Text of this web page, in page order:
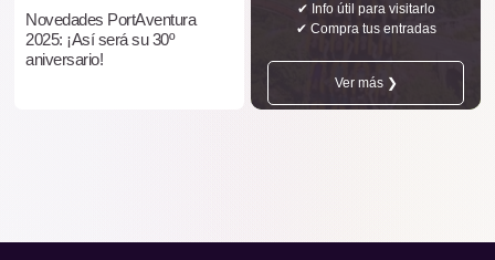
Novedades PortAventura
2025: ¡Así será su 30º
aniversario!
✔ Info útil para visitarlo
✔ Compra tus entradas
Ver más ❯